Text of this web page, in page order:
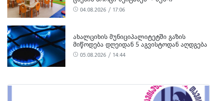
04.08.2026 / 17:06
ᲐᲮᲐᲚᲪᲘᲮᲘᲡ ᲛᲣᲜᲘᲪᲘᲞᲐᲚᲘᲢᲔᲢᲨᲘ ᲒᲐᲖᲘᲡ
ᲛᲘᲬᲝᲓᲔᲑᲐ ᲓᲦᲔᲘᲓᲐᲜ 5 ᲐᲒᲕᲘᲡᲢᲝᲓᲐᲜ ᲐᲦᲓᲒᲔᲑᲐ
05.08.2026 / 14:44